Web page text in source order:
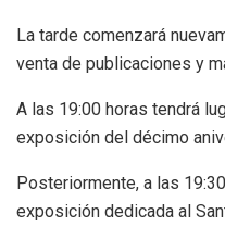
La tarde comenzará
venta de publicaciones y
A las 19:00 horas tendrá
exposición del décimo
Posteriormente, a las
exposición dedicada al